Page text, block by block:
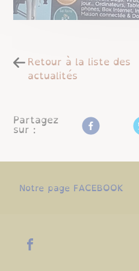
Retour à la liste des
actualités
Partagez
sur :
Notre page FACEBOOK